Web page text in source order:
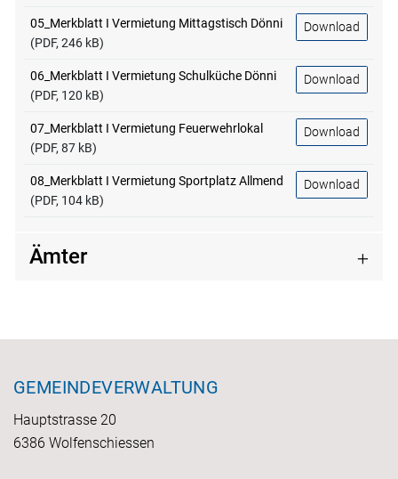
05_Merkblatt I Vermietung Mittagstisch Dönni
(PDF, 246 kB)
Download
06_Merkblatt I Vermietung Schulküche Dönni
(PDF, 120 kB)
Download
07_Merkblatt I Vermietung Feuerwehrlokal
(PDF, 87 kB)
Download
08_Merkblatt I Vermietung Sportplatz Allmend
(PDF, 104 kB)
Download
Ämter
Fusszeile
GEMEINDEVERWALTUNG
Hauptstrasse 20
6386 Wolfenschiessen